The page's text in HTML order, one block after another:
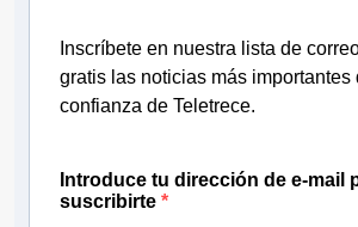
Inscríbete en nuestra lista de
gratis las noticias más importantes
confianza de Teletrece.
Introduce tu dirección de e-mail
suscribirte